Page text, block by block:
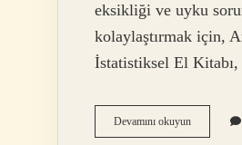
eksikliği ve uyku
kolaylaştırmak için,
İstatistiksel El
Devamını okuyunEn
Tehlikeli